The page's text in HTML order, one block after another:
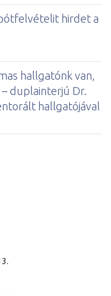
hirdet a
hallgatónk van,
duplainterjú Dr.
hallgatójával